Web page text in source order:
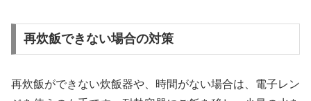
再炊飯できない場合の対策
再炊飯ができない炊飯器や、時間がない場合は、電子レン